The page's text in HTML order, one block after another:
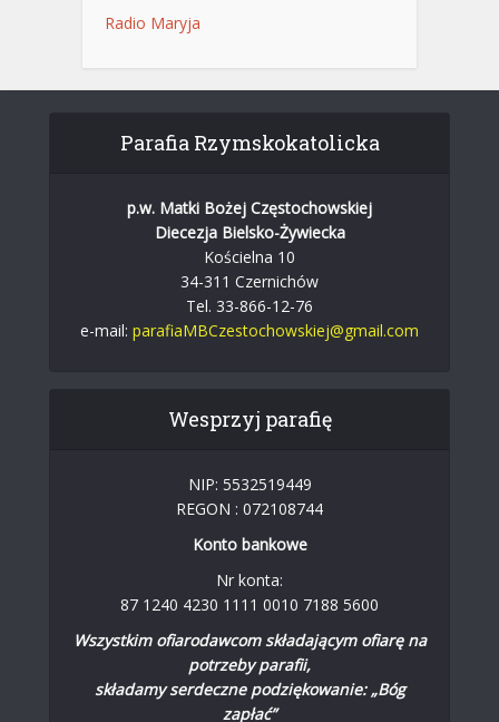
Radio Maryja
Parafia Rzymskokatolicka
p.w. Matki Bożej Częstochowskiej
Diecezja Bielsko-Żywiecka
Kościelna 10
34-311 Czernichów
Tel. 33-866-12-76
e-mail: parafiaMBCzestochowskiej@gmail.com
Wesprzyj parafię
NIP: 5532519449
REGON : 072108744
Konto bankowe
Nr konta:
87 1240 4230 1111 0010 7188 5600
Wszystkim ofiarodawcom składającym ofiarę na
potrzeby parafii,
składamy serdeczne podziękowanie: „Bóg
zapłać”